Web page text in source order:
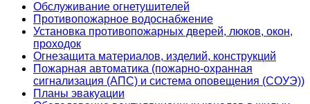
Обслуживание огнетушителей
Противопожарное водоснабжение
Установка противопожарных дверей, люков, окон,
проходок
Огнезащита материалов, изделий, конструкций
Пожарная автоматика (пожарно-охранная
сигнализация (АПС) и система оповещения (СОУЭ))
Планы эвакуации